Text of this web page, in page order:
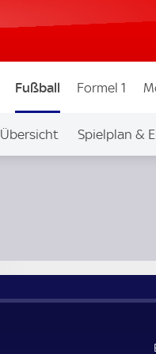
Fußball Formel 1
Übersicht Spielplan &